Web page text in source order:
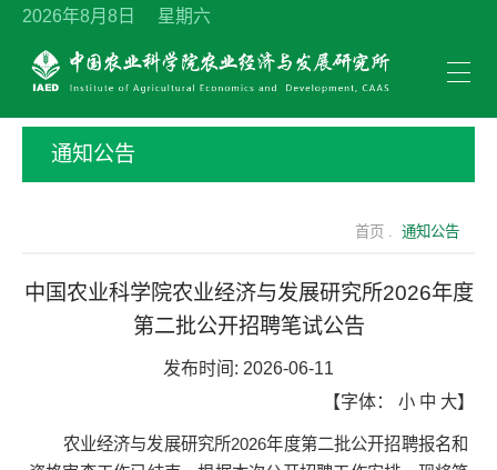
2026年8月8日 星期六
通知公告
首页 . 通知公告
中国农业科学院农业经济与发展研究所2026年度
第二批公开招聘笔试公告
发布时间: 2026-06-11
【字体： 小 中 大】
农业经济与发展研究所2026年度第二批公开招聘报名和